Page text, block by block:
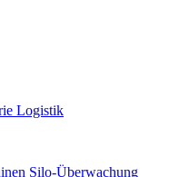
Logistik
Silo-Überwachung